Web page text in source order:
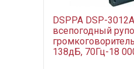
DSPPA DSP-
всепогодный
138дБ, 70Гц-18